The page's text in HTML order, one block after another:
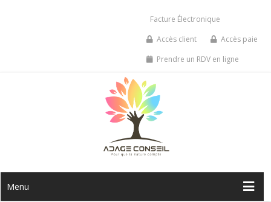
Facture Électronique
Accès client
Accès paie
Prendre un RDV en ligne
Menu